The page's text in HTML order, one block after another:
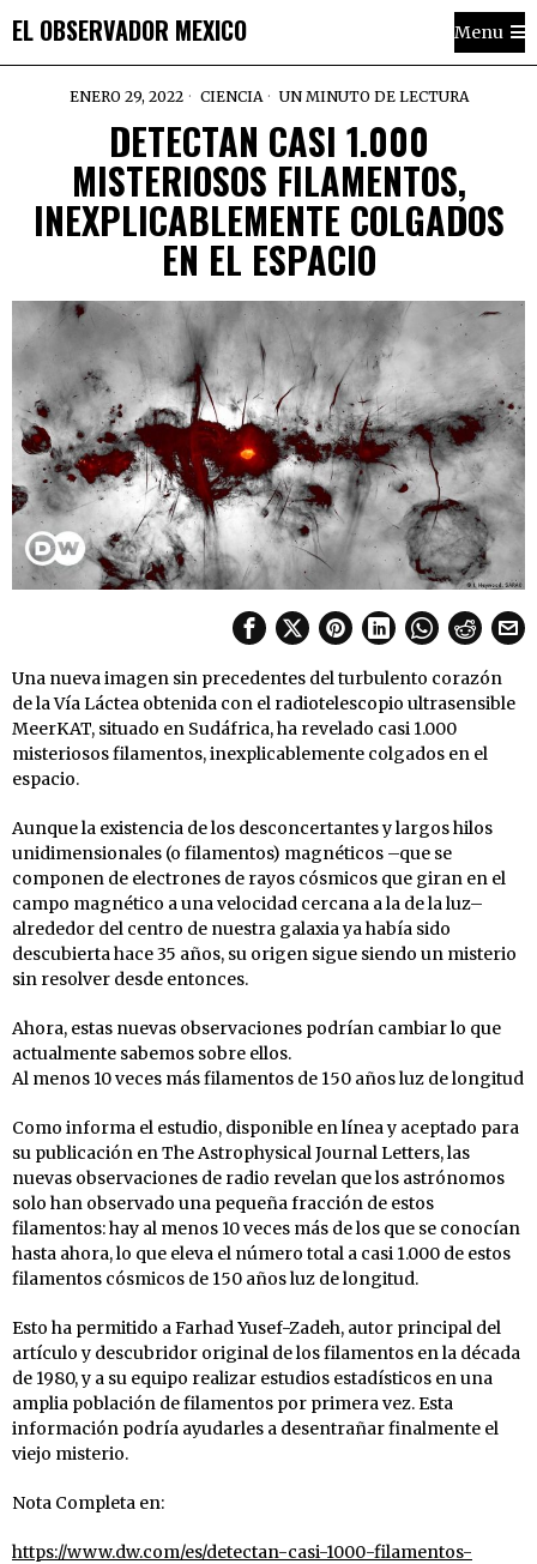
EL OBSERVADOR MEXICO Menu
ENERO 29, 2022 CIENCIA UN MINUTO DE LECTURA
DETECTAN CASI 1.000
MISTERIOSOS FILAMENTOS,
INEXPLICABLEMENTE COLGADOS
EN EL ESPACIO
Una nueva imagen sin precedentes del turbulento corazón
de la Vía Láctea obtenida con el radiotelescopio ultrasensible
MeerKAT, situado en Sudáfrica, ha revelado casi 1.000
misteriosos filamentos, inexplicablemente colgados en el
espacio.
Aunque la existencia de los desconcertantes y largos hilos
unidimensionales (o filamentos) magnéticos –que se
componen de electrones de rayos cósmicos que giran en el
campo magnético a una velocidad cercana a la de la luz–
alrededor del centro de nuestra galaxia ya había sido
descubierta hace 35 años, su origen sigue siendo un misterio
sin resolver desde entonces.
Ahora, estas nuevas observaciones podrían cambiar lo que
actualmente sabemos sobre ellos.
Al menos 10 veces más filamentos de 150 años luz de longitud
Como informa el estudio, disponible en línea y aceptado para
su publicación en The Astrophysical Journal Letters, las
nuevas observaciones de radio revelan que los astrónomos
solo han observado una pequeña fracción de estos
filamentos: hay al menos 10 veces más de los que se conocían
hasta ahora, lo que eleva el número total a casi 1.000 de estos
filamentos cósmicos de 150 años luz de longitud.
Esto ha permitido a Farhad Yusef-Zadeh, autor principal del
artículo y descubridor original de los filamentos en la década
de 1980, y a su equipo realizar estudios estadísticos en una
amplia población de filamentos por primera vez. Esta
información podría ayudarles a desentrañar finalmente el
viejo misterio.
Nota Completa en:
https://www.dw.com/es/detectan-casi-1000-filamentos-